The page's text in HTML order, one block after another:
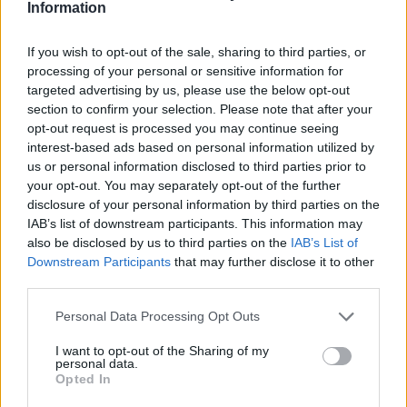
Information
If you wish to opt-out of the sale, sharing to third parties, or
processing of your personal or sensitive information for
targeted advertising by us, please use the below opt-out
section to confirm your selection. Please note that after your
opt-out request is processed you may continue seeing
interest-based ads based on personal information utilized by
us or personal information disclosed to third parties prior to
your opt-out. You may separately opt-out of the further
disclosure of your personal information by third parties on the
IAB’s list of downstream participants. This information may
also be disclosed by us to third parties on the IAB’s List of
Downstream Participants that may further disclose it to other
Personal Data Processing Opt Outs
I want to opt-out of the Sharing of my
personal data.
Opted In
Heřmanice ohrožuje životní prostředí Ostravy a postupuje
dopisu.
Šance pro budovy: Dostupné bydlení nevyřeší jen nová
výstavba. Česko musí lépe využít renovace stávajících
budov
5.8.2026
Diskuse: 39
Více než 380 tisíc domácností v
Česku potřebuje cenově
dostupné nájemní bydlení.
Podle výstupů zprávy EIB pro
Ministerstvo pro místní rozvoj
nutné systematicky využívat také renovace stávajících budov. Ty
mohou nabídnout kvalitní bydlení, například díky využití objektů v
centrech obcí, a zároveň snižovat jeho dlouhodobé provozní
náklady. Desetina českých domácností totiž vydává na bydlení více
než 40 % svých příjmů.